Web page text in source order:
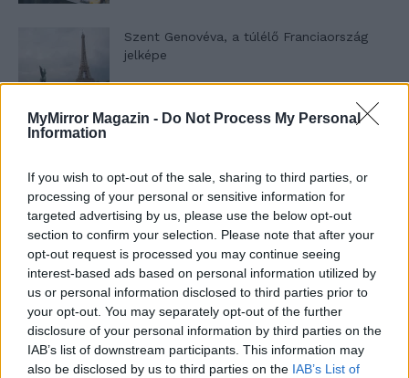
MyMirror Magazin - Do Not Process My Personal
Information
If you wish to opt-out of the sale, sharing to third parties, or
processing of your personal or sensitive information for
targeted advertising by us, please use the below opt-out
section to confirm your selection. Please note that after your
opt-out request is processed you may continue seeing
interest-based ads based on personal information utilized by
us or personal information disclosed to third parties prior to
your opt-out. You may separately opt-out of the further
disclosure of your personal information by third parties on the
IAB’s list of downstream participants. This information may
also be disclosed by us to third parties on the IAB’s List of
Szent Genovéva, a túlélő Franciaország
jelképe
Minka 12. rész
Minka 11. rész
T. szereti a fiatal lányokat 14. rész